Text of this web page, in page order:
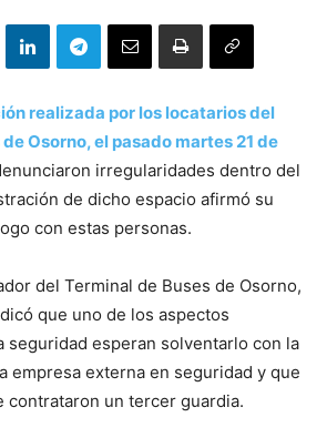
realizada por los locatarios del
Osorno, el pasado martes 21 de
irregularidades dentro del
de dicho espacio afirmó su
con estas personas.
del Terminal de Buses de Osorno,
que uno de los aspectos
seguridad esperan solventarlo con la
empresa externa en seguridad y que
contrataron un tercer guardia.